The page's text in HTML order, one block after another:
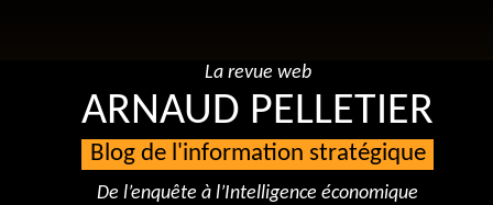
La revue web
ARNAUD PELLETIER
Blog de l'information stratégique
De l’enquête à l’Intelligence économique